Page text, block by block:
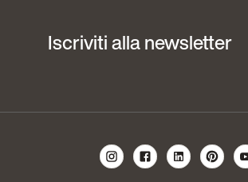
Iscriviti alla newsletter